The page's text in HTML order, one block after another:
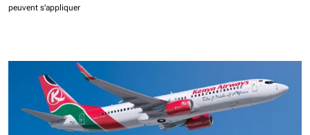
peuvent s'appliquer